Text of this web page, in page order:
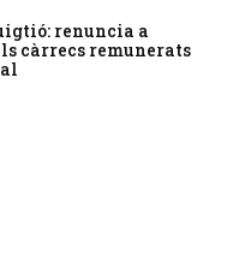
renuncia a
càrrecs remunerats